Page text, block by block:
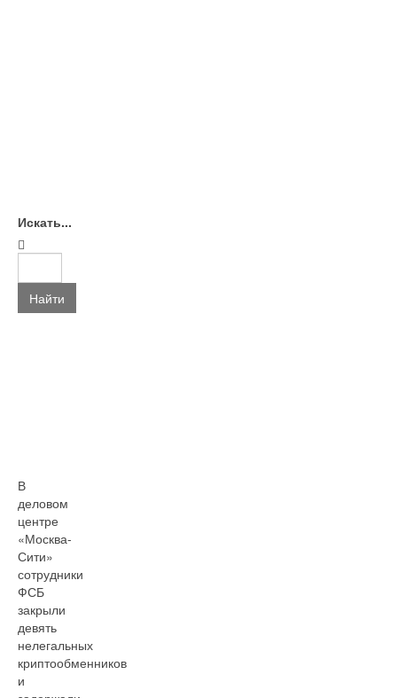
Искать...
Найти
В
деловом
центре
«Москва-
Сити»
сотрудники
ФСБ
закрыли
девять
нелегальных
криптообменников
и